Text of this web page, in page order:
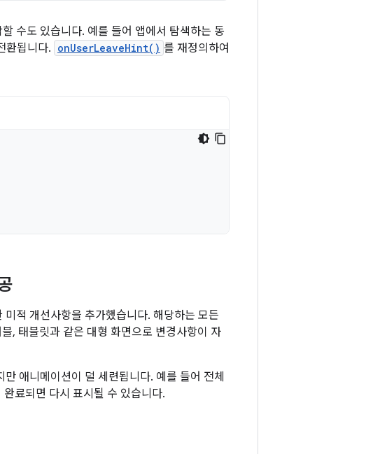
수도 있습니다. 예를 들어 앱에서 탐색하는 동
환됩니다. onUserLeaveHint() 를 재정의하여
적 개선사항을 추가했습니다. 해당하는 모든
, 태블릿과 같은 대형 화면으로 변경사항이 자
애니메이션이 덜 세련됩니다. 예를 들어 전체
료되면 다시 표시될 수 있습니다.